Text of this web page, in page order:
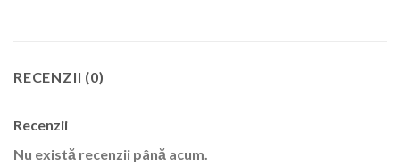
RECENZII (0)
Recenzii
Nu există recenzii până acum.